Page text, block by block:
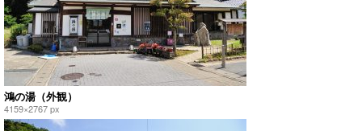
鴻の湯（外観）
4159×2767 px